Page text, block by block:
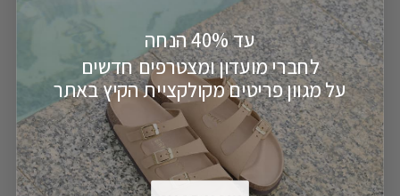
תראה לי עוד
מידה
40
42
45
46
עד 40% הנחה
לחברי מועדון ומצטרפים חדשים
על מגוון פריטים מקולקציית הקיץ באתר